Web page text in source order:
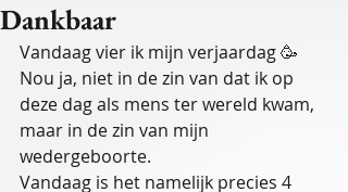
Dankbaar
Vandaag vier ik mijn verjaardag 🥳
Nou ja, niet in de zin van dat ik op
deze dag als mens ter wereld kwam,
maar in de zin van mijn
wedergeboorte.
Vandaag is het namelijk precies 4